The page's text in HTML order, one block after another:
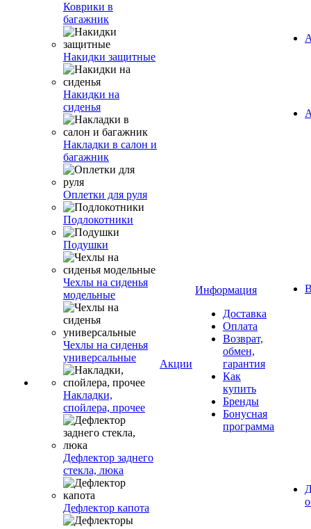
Коврики в
багажник
Накидки защитные
Накидки на
сиденья
Накладки в салон и
багажник
Оплетки для руля
Подлокотники
Подушки
Чехлы на сиденья
модельные
Чехлы на сиденья
универсальные
Накладки,
спойлера, прочее
Дефлектор заднего
стекла, люка
Дефлектор капота
Акции
Информация
Доставка
Оплата
Возврат,
обмен,
гарантия
Как
купить
Бренды
Бонусная
программа